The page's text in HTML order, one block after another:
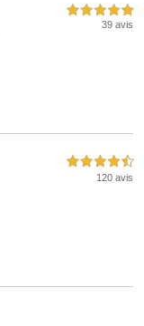
5,0 étoiles sur 5
39 avis
4,5 étoiles sur 5
120 avis